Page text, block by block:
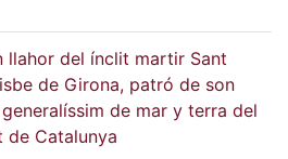
llahor del ínclit martir Sant
de Girona, patró de son
de mar y terra del
de Catalunya